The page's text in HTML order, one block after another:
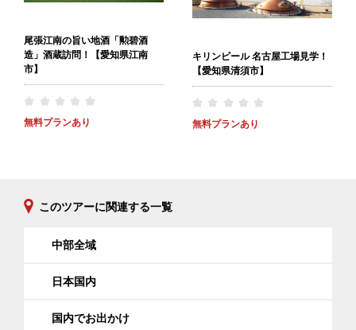
尾張江南の旨い地酒「勲碧酒
造」酒蔵訪問！【愛知県江南
市】
無料プランあり
キリンビール 名古屋工場見学！
【愛知県清須市】
無料プランあり
このツアーに関連する一覧
中部全域
日本国内
国内でお出かけ